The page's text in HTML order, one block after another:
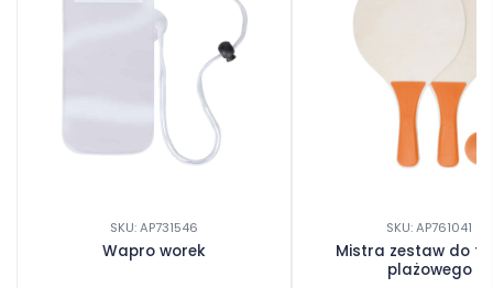
SKU: AP731546
Wapro worek
SKU: AP761041
Mistra zestaw do
plażowego